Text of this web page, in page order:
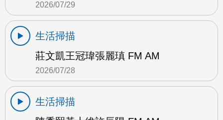
2026/07/29
生活掃描
莊文凱王冠瑋張麗瑱 FM AM
2026/07/28
生活掃描